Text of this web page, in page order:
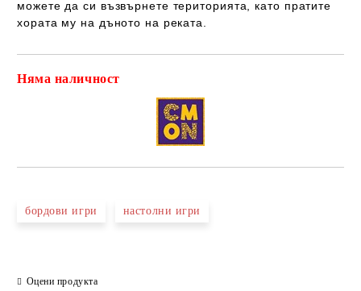
можете да си възвърнете територията, като пратите
хората му на дъното на реката.
Няма наличност
бордови игри настолни игри
Оцени продукта